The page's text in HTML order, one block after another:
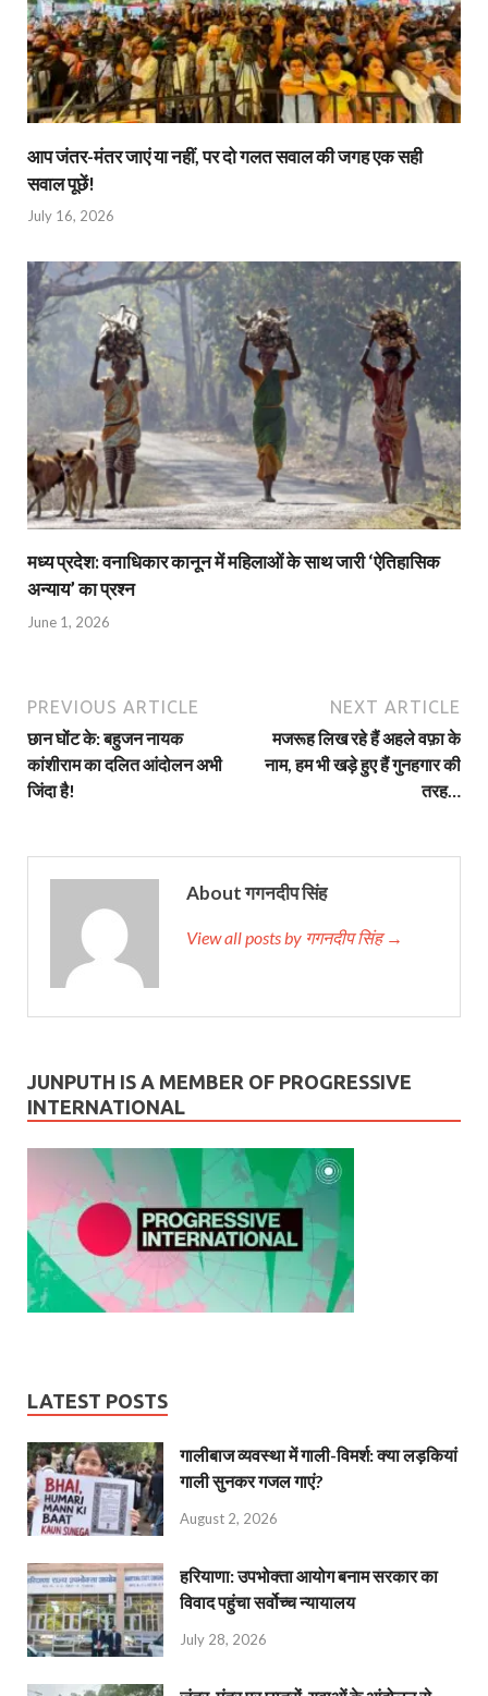
आप जंतर-मंतर जाएं या नहीं, पर दो गलत सवाल की जगह एक सही
सवाल पूछें!
July 16, 2026
मध्य प्रदेश: वनाधिकार कानून में महिलाओं के साथ जारी ‘ऐतिहासिक
अन्याय’ का प्रश्न
June 1, 2026
PREVIOUS ARTICLE
छान घोंट के: बहुजन नायक
कांशीराम का दलित आंदोलन अभी
जिंदा है!
NEXT ARTICLE
मजरूह लिख रहे हैं अहले वफ़ा के
नाम, हम भी खड़े हुए हैं गुनहगार की
तरह…
About गगनदीप सिंह
View all posts by गगनदीप सिंह →
JUNPUTH IS A MEMBER OF PROGRESSIVE
INTERNATIONAL
LATEST POSTS
गालीबाज व्‍यवस्‍था में गाली-विमर्श: क्या लड़कियां
गाली सुनकर गजल गाएं?
August 2, 2026
हरियाणा: उपभोक्ता आयोग बनाम सरकार का
विवाद पहुंचा सर्वोच्च न्यायालय
July 28, 2026